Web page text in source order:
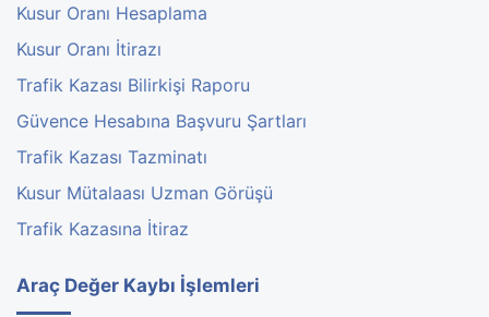
Kusur Oranı Hesaplama
Kusur Oranı İtirazı
Trafik Kazası Bilirkişi Raporu
Güvence Hesabına Başvuru Şartları
Trafik Kazası Tazminatı
Kusur Mütalaası Uzman Görüşü
Trafik Kazasına İtiraz
Araç Değer Kaybı İşlemleri